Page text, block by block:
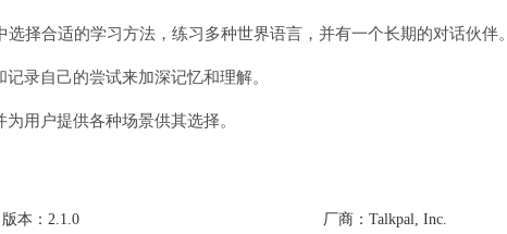
择合适的学习方法，练习多种世界语言，并有一个长期的对话伙伴。
录自己的尝试来加深记忆和理解。
用户提供各种场景供其选择。
版本： 2.1.0 厂商： Talkpal, Inc.